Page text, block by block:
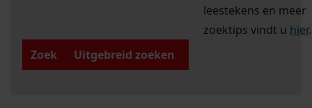
leestekens en meer
zoektips vindt u hier.
Zoek
Uitgebreid zoeken